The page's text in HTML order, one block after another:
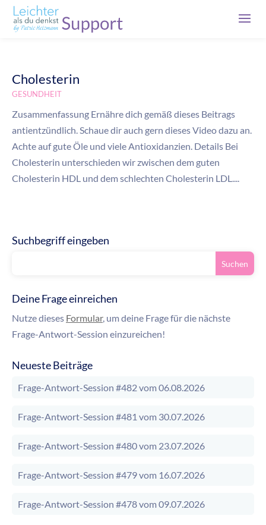
Cholesterin
GESUNDHEIT
Zusammenfassung Ernähre dich gemäß dieses Beitrags
antientzündlich. Schaue dir auch gern dieses Video dazu an.
Achte auf gute Öle und viele Antioxidanzien. Details Bei
Cholesterin unterschieden wir zwischen dem guten
Cholesterin HDL und dem schlechten Cholesterin LDL....
Suchbegriff eingeben
Deine Frage einreichen
Nutze dieses Formular, um deine Frage für die nächste
Frage-Antwort-Session einzureichen!
Neueste Beiträge
Frage-Antwort-Session #482 vom 06.08.2026
Frage-Antwort-Session #481 vom 30.07.2026
Frage-Antwort-Session #480 vom 23.07.2026
Frage-Antwort-Session #479 vom 16.07.2026
Frage-Antwort-Session #478 vom 09.07.2026